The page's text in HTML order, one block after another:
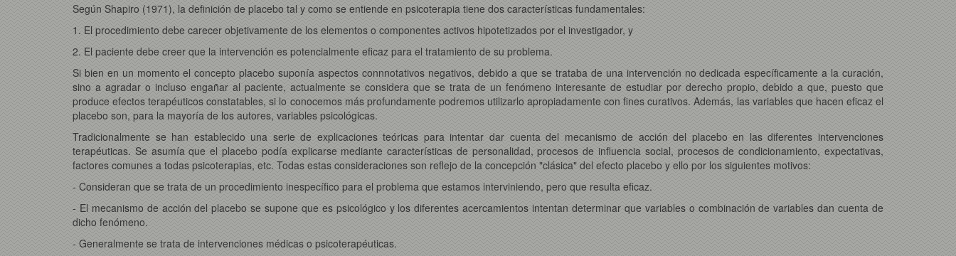
Según Shapiro (1971), la definición de placebo tal y como se entiende en psicoterapia tiene dos características fundamentales:
1. El procedimiento debe carecer objetivamente de los elementos o componentes activos hipotetizados por el investigador, y
2. El paciente debe creer que la intervención es potencialmente eficaz para el tratamiento de su problema.
Si bien en un momento el concepto placebo suponía aspectos connnotativos negativos, debido a que se trataba de una intervención no dedicada específicamente a la curación,
sino a agradar o incluso engañar al paciente, actualmente se considera que se trata de un fenómeno interesante de estudiar por derecho propio, debido a que, puesto que
produce efectos terapéuticos constatables, si lo conocemos más profundamente podremos utilizarlo apropiadamente con fines curativos. Además, las variables que hacen eficaz el
placebo son, para la mayoría de los autores, variables psicológicas.
Tradicionalmente se han establecido una serie de explicaciones teóricas para intentar dar cuenta del mecanismo de acción del placebo en las diferentes intervenciones
terapéuticas. Se asumía que el placebo podía explicarse mediante características de personalidad, procesos de influencia social, procesos de condicionamiento, expectativas,
factores comunes a todas psicoterapias, etc. Todas estas consideraciones son reflejo de la concepción "clásica" del efecto placebo y ello por los siguientes motivos:
- Consideran que se trata de un procedimiento inespecífico para el problema que estamos interviniendo, pero que resulta eficaz.
- El mecanismo de acción del placebo se supone que es psicológico y los diferentes acercamientos intentan determinar que variables o combinación de variables dan cuenta de
dicho fenómeno.
- Generalmente se trata de intervenciones médicas o psicoterapéuticas.